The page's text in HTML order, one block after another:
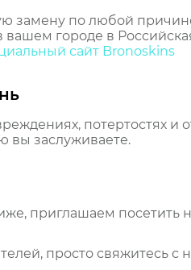
замену по любой
вашем городе в
сайт Bronoskins
потертостях и
вы заслуживаете.
приглашаем посетить
просто свяжитесь с